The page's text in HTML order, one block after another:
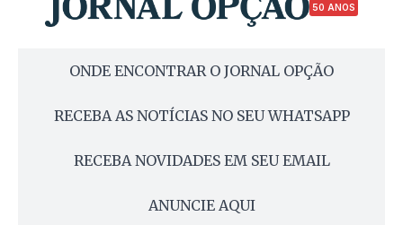
50 ANOS
ONDE ENCONTRAR O JORNAL OPÇÃO
RECEBA AS NOTÍCIAS NO SEU WHATSAPP
RECEBA NOVIDADES EM SEU EMAIL
ANUNCIE AQUI